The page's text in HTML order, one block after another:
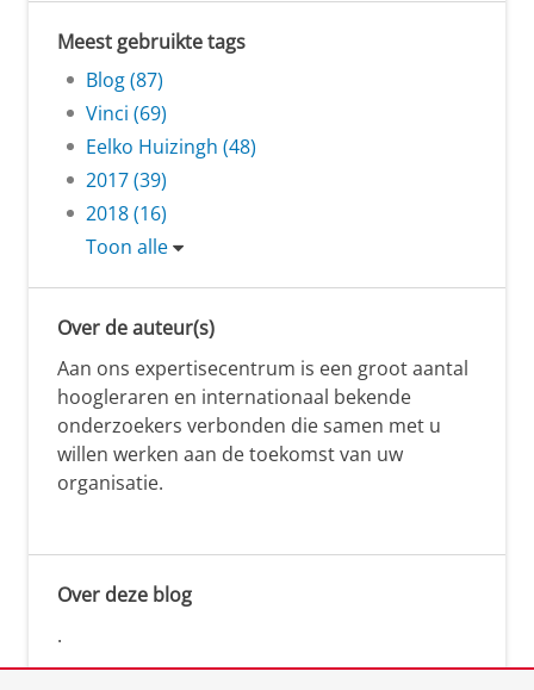
Meest gebruikte tags
Blog (87)
Vinci (69)
Eelko Huizingh (48)
2017 (39)
2018 (16)
Toon alle
Over de auteur(s)
Aan ons expertisecentrum is een groot aantal
hoogleraren en internationaal bekende
onderzoekers verbonden die samen met u
willen werken aan de toekomst van uw
organisatie.
Over deze blog
.